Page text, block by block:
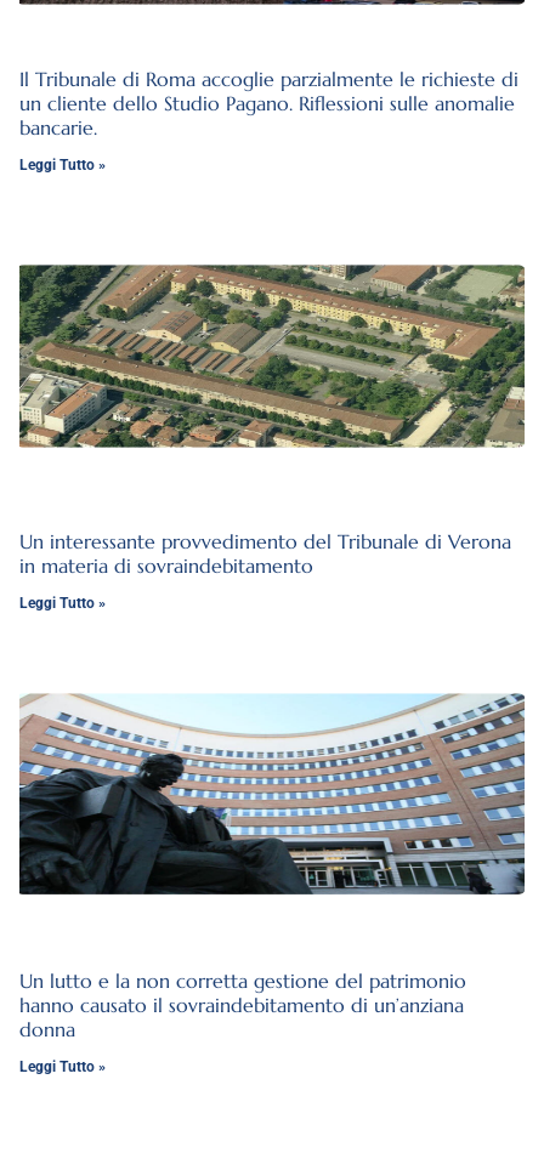
Il Tribunale di Roma accoglie parzialmente le richieste di
un cliente dello Studio Pagano. Riflessioni sulle anomalie
bancarie.
Leggi Tutto »
Un interessante provvedimento del Tribunale di Verona
in materia di sovraindebitamento
Leggi Tutto »
Un lutto e la non corretta gestione del patrimonio
hanno causato il sovraindebitamento di un’anziana
donna
Leggi Tutto »